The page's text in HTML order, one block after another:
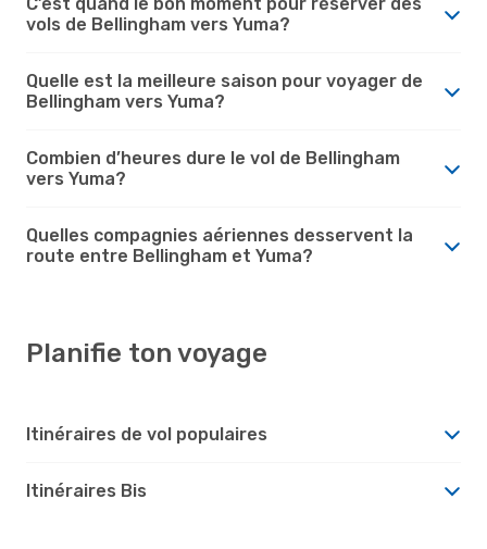
vols de Bellingham vers Yuma?
Quelle est la meilleure saison pour voyager de
Bellingham vers Yuma?
Combien d’heures dure le vol de Bellingham
vers Yuma?
Quelles compagnies aériennes desservent la
route entre Bellingham et Yuma?
Planifie ton voyage
Itinéraires de vol populaires
Itinéraires Bis